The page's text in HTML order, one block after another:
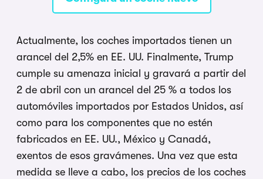
Actualmente, los coches importados tienen un
arancel del 2,5% en EE. UU. Finalmente, Trump
cumple su amenaza inicial y gravará a partir del
2 de abril con un arancel del 25 % a todos los
automóviles importados por Estados Unidos, así
como para los componentes que no estén
fabricados en EE. UU., México y Canadá,
exentos de esos gravámenes. Una vez que esta
medida se lleve a cabo, los precios de los coches